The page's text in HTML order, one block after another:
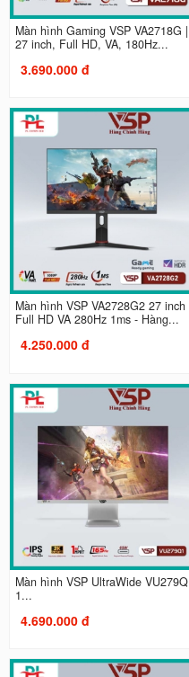
Màn hình Gaming VSP VA2718G |
27 inch, Full HD, VA, 180Hz...
3.690.000 đ
Màn hình VSP VA2728G2 27 inch
Full HD VA 280Hz 1ms - Hàng...
4.250.000 đ
Màn hình VSP UltraWide VU279Q
1...
4.690.000 đ